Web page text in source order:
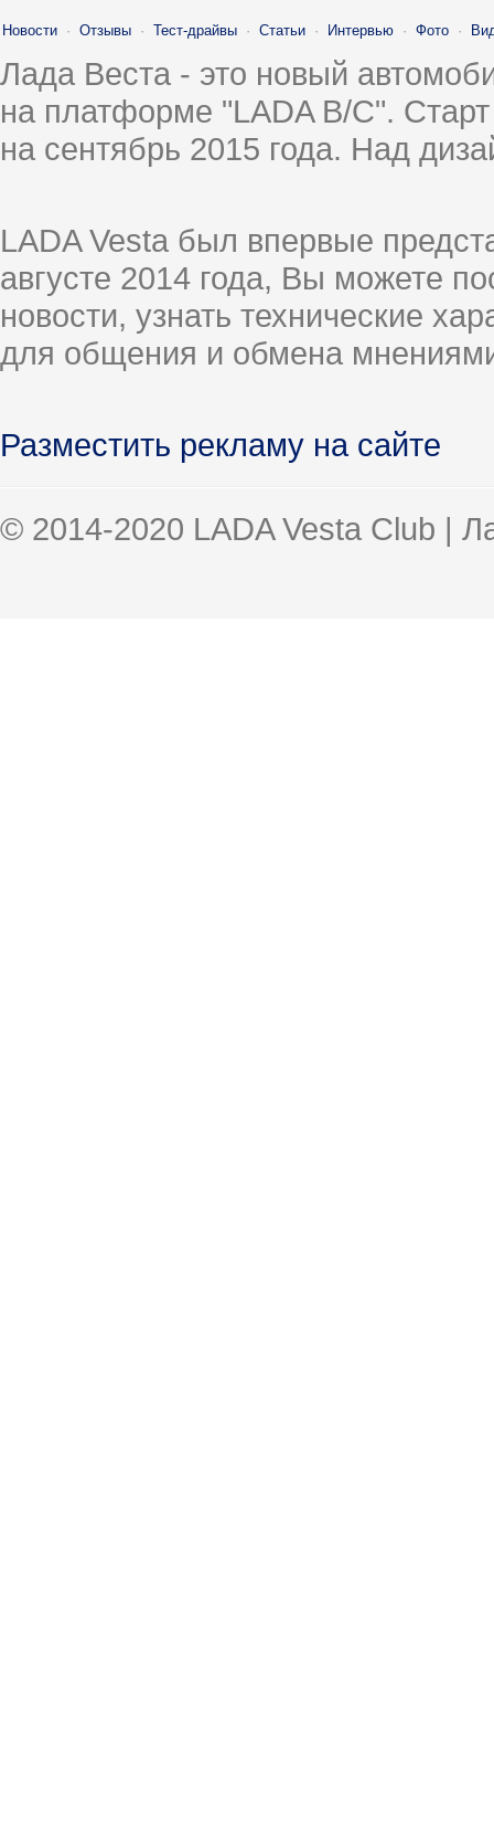
Новости · Отзывы · Тест-драйвы · Статьи · Интервью · Фото ·
Лада Веста - это новый
на платформе "LADA B/C".
на сентябрь 2015 года. Над
LADA Vesta был впервые
августе 2014 года, Вы можете
новости, узнать технические
для общения и обмена
Разместить рекламу на сайте
© 2014-2020 LADA Vesta Club |